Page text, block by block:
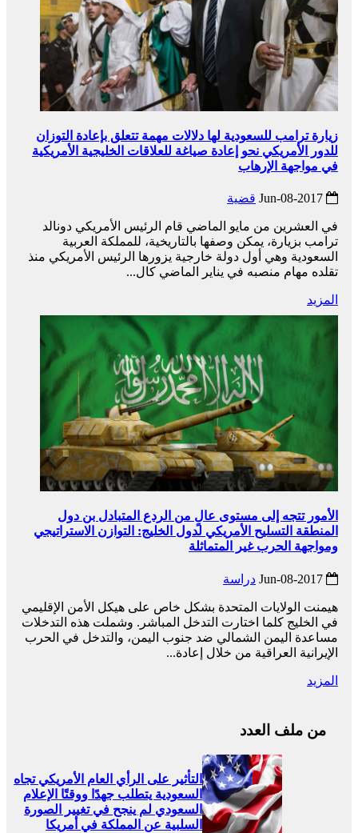
زيارة ترامب للسعودية لها دلالات مهمة تتعلق بإعادة التوزان
للدور الأمريكي نحو إعادة صياغة للعلاقات الخليجية الأمريكية
في مواجهة الإرهاب
قضية
في العشرين من مايو الماضي قام الرئيس الأمريكي دونالد
ترامب بزيارة، يمكن وصفها بالتاريخية، للمملكة العربية
السعودية وهي أول دولة خارجية يزورها الرئيس الأمريكي منذ
تقلده مهام منصبه في يناير الماضي كال...
المزيد
الأمور تتجه إلى مستوى عالٍ من الردع المتبادل بن دول
المنطقة التسليح الأمريكي لدول الخليج: التوازن الاستراتيجي
ومواجهة الحرب غير المتماثلة
دراسة
هيمنت الولايات المتحدة بشكل خاص على هيكل الأمن الإقليمي
في الخليج كلما اختارت التدخل المباشر. وشملت هذه التدخلات
مساعدة اليمن الشمالي ضد جنوب اليمن، والتدخل في الحرب
الإيرانية العراقية من خلال إعادة...
المزيد
من ملف العدد
التأثير على الرأي العام الأمريكي تجاه
السعودية يتطلب جهدًا ووقتًا الإعلام
السعودي لم ينجح في تغيير الصورة
السلبية عن المملكة في أمريكا